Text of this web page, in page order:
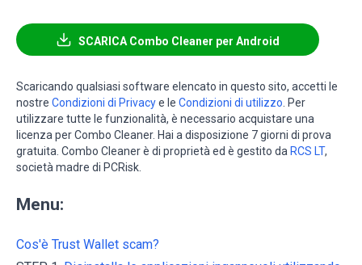
SCARICA Combo Cleaner per Android
Scaricando qualsiasi software elencato in questo sito, accetti le
nostre Condizioni di Privacye le Condizioni di utilizzo . Per
utilizzare tutte le funzionalità, è necessario acquistare una
licenza per Combo Cleaner. Hai a disposizione 7 giorni di prova
gratuita. Combo Cleaner è di proprietà ed è gestito da RCS LT,
società madre di PCRisk.
Menu:
Cos'è Trust Wallet scam?